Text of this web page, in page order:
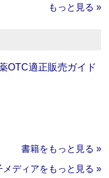
もっと見る »
OTC適正販売ガイド
書籍をもっと見る »
メディアをもっと見る »